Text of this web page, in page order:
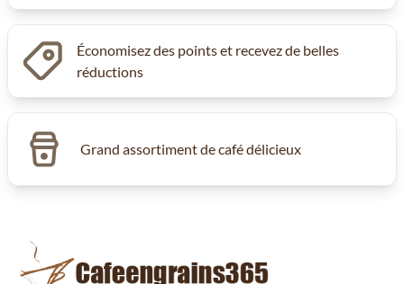
Économisez des points et recevez de belles
réductions
Grand assortiment de café délicieux